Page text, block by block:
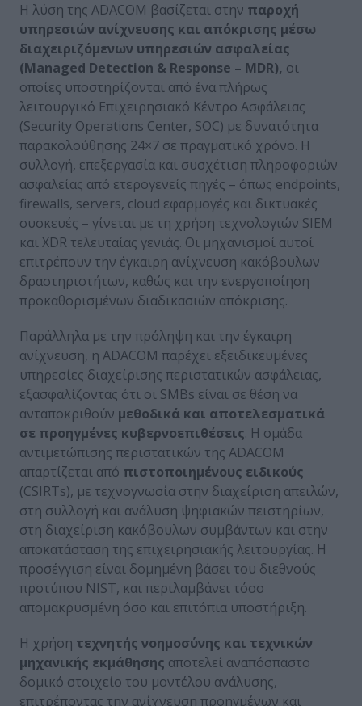
Η λύση της ADACOM βασίζεται στην παροχή
υπηρεσιών ανίχνευσης και απόκρισης μέσω
διαχειριζόμενων υπηρεσιών ασφαλείας
(Managed Detection & Response – MDR), οι
οποίες υποστηρίζονται από ένα πλήρως
λειτουργικό Επιχειρησιακό Κέντρο Ασφάλειας
(Security Operations Center, SOC) με δυνατότητα
παρακολούθησης 24×7 σε πραγματικό χρόνο. Η
συλλογή, επεξεργασία και συσχέτιση πληροφοριών
ασφαλείας από ετερογενείς πηγές – όπως endpoints,
firewalls, servers, cloud εφαρμογές και δικτυακές
συσκευές – γίνεται με τη χρήση τεχνολογιών SIEM
και XDR τελευταίας γενιάς. Οι μηχανισμοί αυτοί
επιτρέπουν την έγκαιρη ανίχνευση κακόβουλων
δραστηριοτήτων, καθώς και την ενεργοποίηση
προκαθορισμένων διαδικασιών απόκρισης.
Παράλληλα με την πρόληψη και την έγκαιρη
ανίχνευση, η ADACOM παρέχει εξειδικευμένες
υπηρεσίες διαχείρισης περιστατικών ασφάλειας,
εξασφαλίζοντας ότι οι SMBs είναι σε θέση να
ανταποκριθούν μεθοδικά και αποτελεσματικά
σε προηγμένες κυβερνοεπιθέσεις. Η ομάδα
αντιμετώπισης περιστατικών της ADACOM
απαρτίζεται από πιστοποιημένους ειδικούς
(CSIRTs), με τεχνογνωσία στην διαχείριση απειλών,
στη συλλογή και ανάλυση ψηφιακών πειστηρίων,
στη διαχείριση κακόβουλων συμβάντων και στην
αποκατάσταση της επιχειρησιακής λειτουργίας. Η
προσέγγιση είναι δομημένη βάσει του διεθνούς
προτύπου NIST, και περιλαμβάνει τόσο
απομακρυσμένη όσο και επιτόπια υποστήριξη.
Η χρήση τεχνητής νοημοσύνης και τεχνικών
μηχανικής εκμάθησης αποτελεί αναπόσπαστο
δομικό στοιχείο του μοντέλου ανάλυσης,
επιτρέποντας την ανίχνευση προηγμένων και